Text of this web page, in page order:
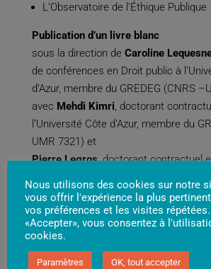
L’Observatoire de l’Éthique Publique
Publication d’un livre blanc
sous la direction de Caroline
de conférences en Droit public à
d’Azur, membre du GREDEG (CNRS
avec Mehdi Kimri, doctorant
l’Université Côte d’Azur, membre du
UMR 7321) et
Pierre Legros, doctorant contractuel
l’Université Côte d’Azur, membre du
UMR 7321)
Venue de Claire Hédon, la défenseure
Fondation de Nice, 12 octobre 2021
Nous utilisons des cookies sur notre
vous offrir l'expérience la plus
vos préférences et les visites
«Accepter», vous consentez à
cookies.
Paramètres OK, tout accepter